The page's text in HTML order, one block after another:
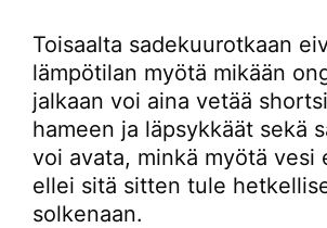
Toisaalta sadekuurotkaan
lämpötilan myötä mikään
jalkaan voi aina vetää
hameen ja läpsykkäät sekä
voi avata, minkä myötä vesi
ellei sitä sitten tule
solkenaan.